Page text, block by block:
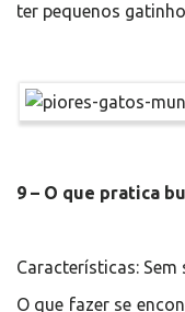
ter pequenos
9 – O que pratica
Características:
O que fazer se